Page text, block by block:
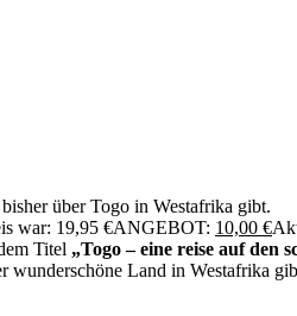
über Togo in Westafrika gibt.
war: 19,95 €ANGEBOT: 10,00 €
Titel „Togo – eine reise auf den
wunderschöne Land in Westafrika